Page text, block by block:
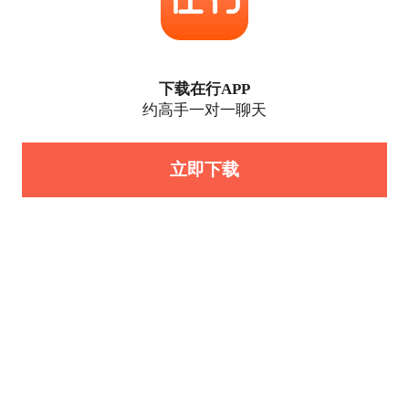
下载在行APP
约高手一对一聊天
立即下载